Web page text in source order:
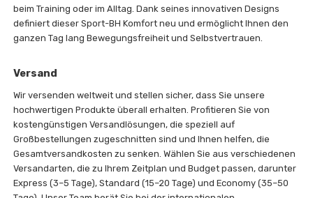
beim Training oder im Alltag. Dank seines innovativen Designs
definiert dieser Sport-BH Komfort neu und ermöglicht Ihnen den
ganzen Tag lang Bewegungsfreiheit und Selbstvertrauen.
Versand
Wir versenden weltweit und stellen sicher, dass Sie unsere
hochwertigen Produkte überall erhalten. Profitieren Sie von
kostengünstigen Versandlösungen, die speziell auf
Großbestellungen zugeschnitten sind und Ihnen helfen, die
Gesamtversandkosten zu senken. Wählen Sie aus verschiedenen
Versandarten, die zu Ihrem Zeitplan und Budget passen, darunter
Express (3–5 Tage), Standard (15–20 Tage) und Economy (35–50